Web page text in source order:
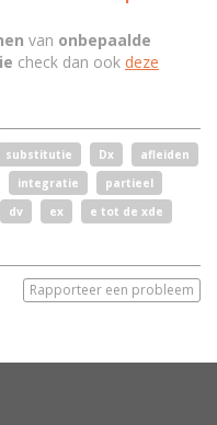
van onbepaalde
check dan ook deze
substitutie Dx
afleiden
integratie
partieel
dv ex
e tot de xde
Rapporteer een probleem